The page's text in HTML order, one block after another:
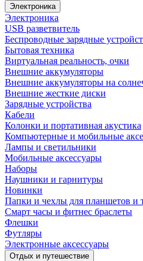
Электроника
Электроника
USB разветвитель
Беспроводные зарядные
Бытовая техника
Виртуальная реальность, очки
Внешние аккумуляторы
Внешние аккумуляторы на
Внешние жесткие диски
Зарядные устройства
Кабели
Колонки и портативная акустика
Компьютерные и мобильные
Лампы и светильники
Мобильные аксессуары
Наборы
Наушники и гарнитуры
Новинки
Папки и чехлы для планшетов и
Смарт часы и фитнес браслеты
Флешки
Футляры
Электронные аксессуары
Отдых и путешествие